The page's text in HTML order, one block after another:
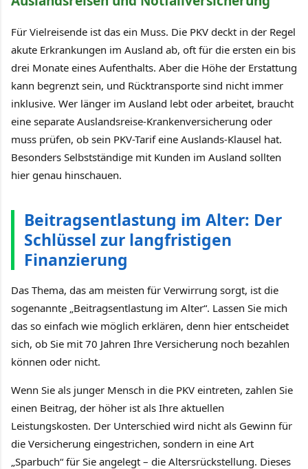
Für Vielreisende ist das ein Muss. Die PKV deckt in der Regel
akute Erkrankungen im Ausland ab, oft für die ersten ein bis
drei Monate eines Aufenthalts. Aber die Höhe der Erstattung
kann begrenzt sein, und Rücktransporte sind nicht immer
inklusive. Wer länger im Ausland lebt oder arbeitet, braucht
eine separate Auslandsreise-Krankenversicherung oder
muss prüfen, ob sein PKV-Tarif eine Auslands-Klausel hat.
Besonders Selbstständige mit Kunden im Ausland sollten
hier genau hinschauen.
Beitragsentlastung im Alter: Der
Schlüssel zur langfristigen
Finanzierung
Das Thema, das am meisten für Verwirrung sorgt, ist die
sogenannte „Beitragsentlastung im Alter“. Lassen Sie mich
das so einfach wie möglich erklären, denn hier entscheidet
sich, ob Sie mit 70 Jahren Ihre Versicherung noch bezahlen
können oder nicht.
Wenn Sie als junger Mensch in die PKV eintreten, zahlen Sie
einen Beitrag, der höher ist als Ihre aktuellen
Leistungskosten. Der Unterschied wird nicht als Gewinn für
die Versicherung eingestrichen, sondern in eine Art
„Sparbuch“ für Sie angelegt – die Altersrückstellung. Dieses